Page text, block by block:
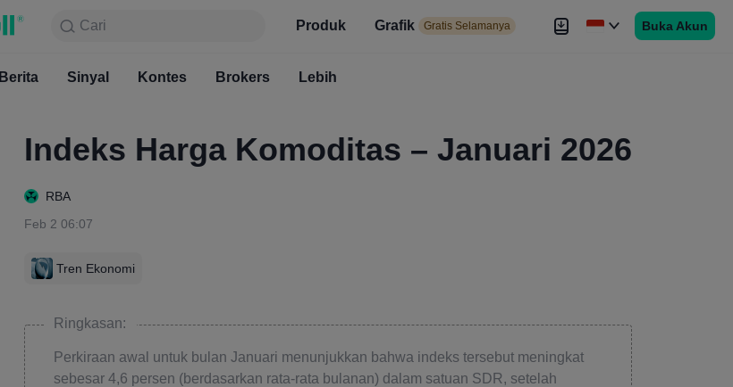
Cari Produk Grafik Gratis Selamanya
Pasar Berita Sinyal Kontes
Buka Akun
Gratis Selamanya
Berita Sinyal Kontes Brokers Lebih
Indeks Harga Komoditas – Januari 2026
RBA
Feb 2 06:07
Tren Ekonomi
Ringkasan:
Perkiraan awal untuk bulan Januari menunjukkan bahwa indeks tersebut meningkat
sebesar 4,6 persen (berdasarkan rata-rata bulanan) dalam satuan SDR, setelah